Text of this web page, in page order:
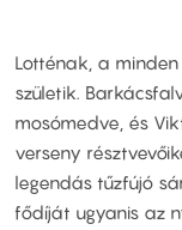
Lotténak, a
születik.
mosómedve, és
verseny
legendás tűzfújó
fődíját ugyanis az